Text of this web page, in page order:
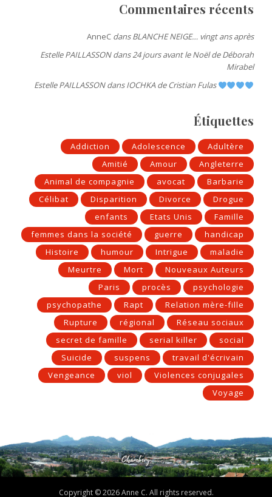
Commentaires récents
AnneC dansBLANCHE NEIGE… vingt ans après
Estelle PAILLASSONdans24 jours avant le Noël de Déborah
Mirabel
Estelle PAILLASSONdansIOCHKA de Cristian Fulas
Étiquettes
Addiction Adolescence
Adultère
Amitié
Amour
Angleterre
Animal de compagnie
avocat
Barbarie
Célibat
Disparition Divorce
Drogue
enfants
Etats Unis
Famille
femmes dans la société
guerre
handicap
Histoire
humour Intrigue
maladie
Meurtre
Mort
Nouveaux Auteurs
Paris
procès
psychologie
psychopathe
Rapt
Relation mère-fille
Rupture
régional
Réseau sociaux
secret de famille
serial killer
social
Suicide
suspens
travail d'écrivain
Vengeance
viol
Violences conjugales
Voyage
Copyright © 2026 Anne C. All rights reserved.